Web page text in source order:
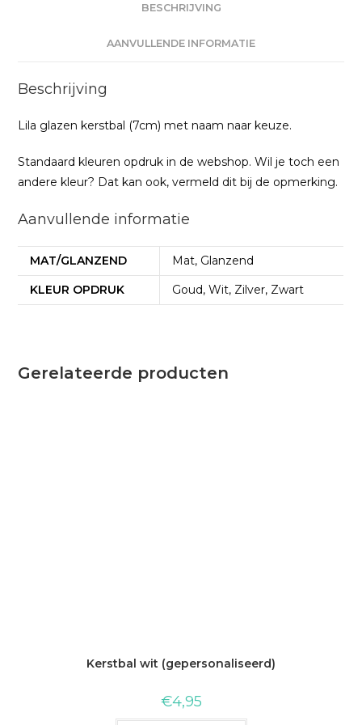
BESCHRIJVING
AANVULLENDE INFORMATIE
Beschrijving
Lila glazen kerstbal (7cm) met naam naar keuze.
Standaard kleuren opdruk in de webshop. Wil je toch een
andere kleur? Dat kan ook, vermeld dit bij de opmerking.
Aanvullende informatie
MAT/GLANZEND
Mat, Glanzend
KLEUR OPDRUK
Goud, Wit, Zilver, Zwart
Gerelateerde producten
Kerstbal wit (gepersonaliseerd)
€4,95